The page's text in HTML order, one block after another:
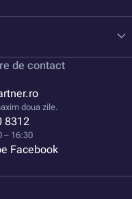
de contact
doua zile.
8312
– 16:30
Facebook